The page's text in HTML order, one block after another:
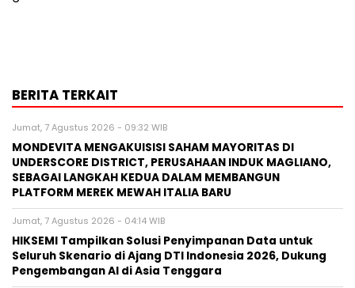
BERITA TERKAIT
Jumat, 7 Agustus 2026 - 09:32 WIB
MONDEVITA MENGAKUISISI SAHAM MAYORITAS DI
UNDERSCORE DISTRICT, PERUSAHAAN INDUK MAGLIANO,
SEBAGAI LANGKAH KEDUA DALAM MEMBANGUN
PLATFORM MEREK MEWAH ITALIA BARU
Jumat, 7 Agustus 2026 - 04:14 WIB
HIKSEMI Tampilkan Solusi Penyimpanan Data untuk
Seluruh Skenario di Ajang DTI Indonesia 2026, Dukung
Pengembangan AI di Asia Tenggara